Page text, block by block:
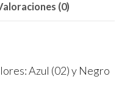
(0)
Azul (02) y Negro